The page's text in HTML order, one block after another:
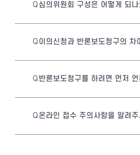
심의위원회 구성은 어떻게 되
이의신청과 반론보도청구의 차
반론보도청구를 하려면 먼저
온라인 접수 주의사항을 알려